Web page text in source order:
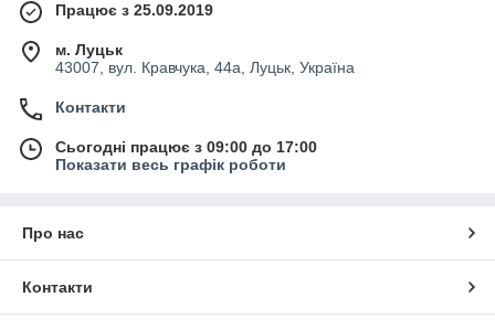
Працює з 25.09.2019
м. Луцьк
43007, вул. Кравчука, 44а, Луцьк, Україна
Контакти
Сьогодні працює з 09:00 до 17:00
Показати весь графік роботи
Про нас
Контакти